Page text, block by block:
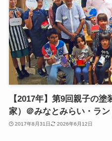
【2017年】第9回親子の
家）＠みなとみらい・ラ
2017年8月31日 2026年6月12日